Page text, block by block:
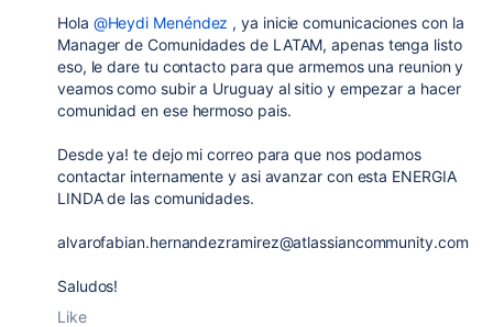
Hola @Heydi Menéndez , ya inicie comunicaciones con la
Manager de Comunidades de LATAM, apenas tenga listo
eso, le dare tu contacto para que armemos una reunion y
veamos como subir a Uruguay al sitio y empezar a hacer
comunidad en ese hermoso pais.
Desde ya! te dejo mi correo para que nos podamos
contactar internamente y asi avanzar con esta ENERGIA
LINDA de las comunidades.
alvarofabian.hernandezramirez@atlassiancommunity.com
Saludos!
Like